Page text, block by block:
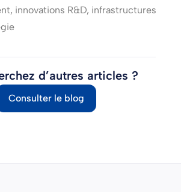
innovations R&D, infrastructures
d’autres articles ?
Consulter le blog